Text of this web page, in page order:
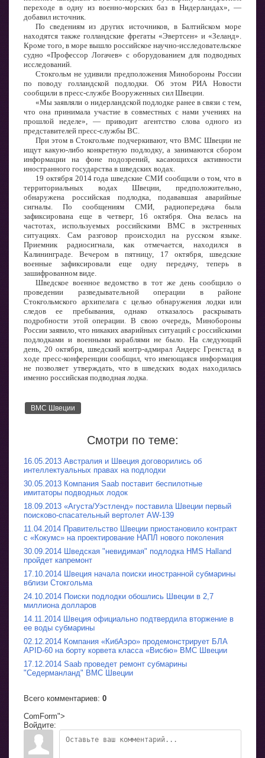
переходе в одну из военно-морских баз в Нидерландах», —
добавил источник.
По сведениям из других источников, в Балтийском море
находятся также голландские фрегаты «Эвертсен» и «Зеланд».
Кроме того, в море вышло российское научно-исследовательское
судно «Профессор Логачев» с оборудованием для подводных
исследований.
Стокгольм не удивили предположения Минобороны России
по поводу голландской подлодки. Об этом РИА Новости
сообщили в пресс-службе Вооруженных сил Швеции.
«Мы заявляли о нидерландской подлодке ранее в связи с тем,
что она принимала участие в совместных с нами учениях на
прошлой неделе», — приводит агентство слова одного из
представителей пресс-службы ВС.
При этом в Стокгольме подчеркивают, что ВМС Швеции не
ищут какую-либо конкретную подлодку, а занимаются сбором
информации на фоне подозрений, касающихся активности
иностранного государства в шведских водах.
19 октября 2014 года шведские СМИ сообщили о том, что в
территориальных водах Швеции, предположительно,
обнаружена российская подлодка, подававшая аварийные
сигналы. По сообщениям СМИ, радиопередача была
зафиксирована еще в четверг, 16 октября. Она велась на
частотах, используемых российскими ВМС в экстренных
ситуациях. Сам разговор происходил на русском языке.
Приемник радиосигнала, как отмечается, находился в
Калининграде. Вечером в пятницу, 17 октября, шведские
военные зафиксировали еще одну передачу, теперь в
зашифрованном виде.
Шведское военное ведомство в тот же день сообщило о
проведении разведывательной операции в районе
Стокгольмского архипелага с целью обнаружения лодки или
следов ее пребывания, однако отказалось раскрывать
подробности этой операции. В свою очередь, Минобороны
России заявило, что никаких аварийных ситуаций с российскими
подлодками и военными кораблями не было. На следующий
день, 20 октября, шведский контр-адмирал Андерс Гренстад в
ходе пресс-конференции сообщил, что имеющаяся информация
не позволяет утверждать, что в шведских водах находилась
именно российская подводная лодка.
ВМС Швеции
Смотри по теме:
16.05.2013 Австралия и Швеция договорились об
интеллектуальных правах на подлодки
30.05.2013 Компания Saab поставит беспилотные
имитаторы подводных лодок
18.09.2013 «Агуста/Уэстленд» поставила Швеции первый
поисково-спасательный вертолет AW-139
11.04.2014 Правительство Швеции приостановило контракт
с «Кокумс» на проектирование НАПЛ нового поколения
30.09.2014 Шведская "невидимая" подлодка HMS Halland
пройдет капремонт
17.10.2014 Швеция начала поиски иностранной субмарины
вблизи Стокгольма
24.10.2014 Поиски подлодки обошлись Швеции в 2,7
миллиона долларов
14.11.2014 Швеция официально подтвердила вторжение в
ее воды субмарины
02.12.2014 Компания «КибАэро» продемонстрирует БЛА
APID-60 на борту корвета класса «Висбю» ВМС Швеции
17.12.2014 Saab проведет ремонт субмарины
"Седерманланд" ВМС Швеции
Всего комментариев: 0
ComForm">
Войдите: